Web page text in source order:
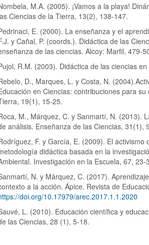
M.A. (2005). ¡Vamos a la playa!
Ciencias de la Tierra, 13(2), 138-147.
E. (2000). La enseñanza y el
y Cañal, P. (coords.). Didáctica de las
de las ciencias. Alcoy: Marfil, 479-
R.M. (2003). Didáctica de las ciencias
D., Marques, L. y Costa, N.
en Ciencias: contribuciones para
19(1), 15-25.
M., Márquez, C. y Sanmartí, N. (2013).
análisis. Enseñanza de las Ciencias, 31(1),
F. y García, E. (2009). El
didáctica basada en la
Investigación en la Escuela, 67, 23-
N. y Márquez, C. (2017).
a la acción. Ápice. Revista de
doi.org/10.17979/arec.2017.1.1.2020
L. (2010). Educación científica y
las Ciencias, 28 (1), 5-18.